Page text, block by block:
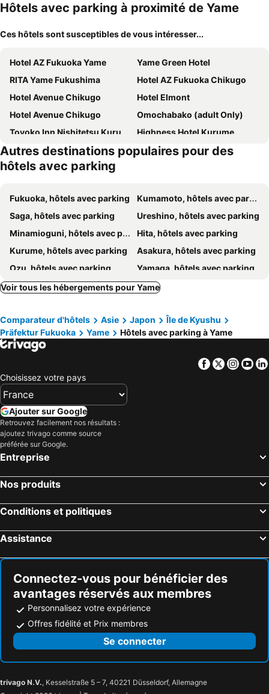
Hôtels avec parking à proximité de Yame
Ces hôtels sont susceptibles de vous intéresser...
Hotel AZ Fukuoka Yame
Yame Green Hotel
RITA Yame Fukushima
Hotel AZ Fukuoka Chikugo
Hotel Avenue Chikugo
Hotel Elmont
Hotel Avenue Chikugo
Omochabako (adult Only)
Toyoko Inn Nishitetsu Kurume eki Higashi guchi
Highness Hotel Kurume
Hotel New Plaza Kurume
Hotel Kurume Hills
Hotel Central Inn
Green Rich Hotel Kurume Natural Hot Spring Arimamutsumonnoyu
Suikouen Hotel
Kurume Station Hotel
Hotel Route-Inn Yanagawa Ekimae
Hotel New Gaea Yanagawa
Yanagawa Business
Hotel Bali Beach
Hotel Bali Beach
Coco-palm (adult Only)
Smile Hotel Fukuoka Okawa
Smile Hotel Fukuoka Okawa - Vacation STAY 74649v
Smile Hotel Fukuoka Okawa - Vacation STAY 74641v
Hotel Sekia
Mikawaya
ANA Holiday Inn Tosu by IHG
Sun Hotel Tosu
Hotel Cross Base Tosu Station
Hotel Route Inn Tosu Ekimae
Hotel AZ Saga Tosu
Autres destinations populaires pour des
hôtels avec parking
Fukuoka, hôtels avec parking
Kumamoto, hôtels avec parking
Saga, hôtels avec parking
Ureshino, hôtels avec parking
Minamioguni, hôtels avec parking
Hita, hôtels avec parking
Kurume, hôtels avec parking
Asakura, hôtels avec parking
Ozu, hôtels avec parking
Yamaga, hôtels avec parking
Yanagawa, hôtels avec parking
Tosu, hôtels avec parking
Chikushino, hôtels avec parking
Ukiha, hôtels avec parking
Kikuchi, hôtels avec parking
Nankan, hôtels avec parking
Iizuka, hôtels avec parking
Oguni, hôtels avec parking
Arao, hôtels avec parking
Chikugo, hôtels avec parking
Shime, hôtels avec parking
Sasaguri, hôtels avec parking
Kasuga, hôtels avec parking
Koshi, hôtels avec parking
Kohoku, hôtels avec parking
Kashima, hôtels avec parking
Ogi, hôtels avec parking
Kashima, hôtels avec parking
Voir tous les hébergements pour Yame
Comparateur d'hôtels Asie Japon
Île de Kyushu
Präfektur Fukuoka
Yame Hôtels avec parking à Yame
Facebook
Twitter
Choisissez votre pays
Ajouter sur Google
Retrouvez facilement nos résultats :
ajoutez trivago comme source
préférée sur Google.
Entreprise
Nos produits
Conditions et politiques
Assistance
Connectez-vous pour bénéficier des
avantages réservés aux membres
Personnalisez votre expérience
Offres fidélité et Prix membres
Se connecter
trivago N.V., Kesselstraße 5 – 7, 40221 Düsseldorf, Allemagne